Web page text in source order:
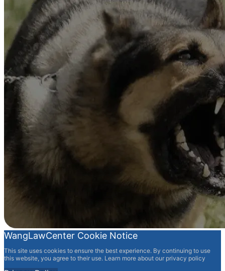
WangLawCenter Cookie Notice
This site uses cookies to ensure the best experience. By continuing to use
this website, you agree to their use. Learn more about our privacy policy